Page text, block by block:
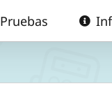
Pruebas